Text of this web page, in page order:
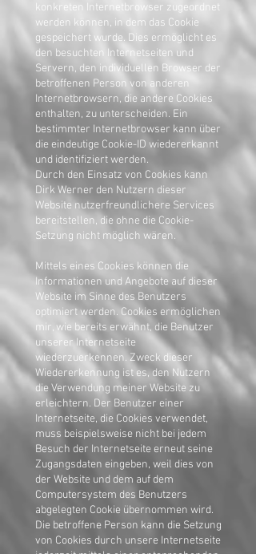
konkreten Internetbrowser zugeordnet
werden können, in dem das Cookie
gespeichert wurde. Dies ermöglicht es
den besuchten Internetseiten und
Servern, den individuellen Browser der
betroffenen Person von anderen
Internetbrowsern, die andere Cookies
enthalten, zu unterscheiden. Ein
bestimmter Internetbrowser kann über
die eindeutige Cookie-ID wiedererkannt
und identifiziert werden.
Durch den Einsatz von Cookies kann
Dirk Werner den Nutzern dieser
Website nutzerfreundlichere Services
bereitstellen, die ohne die Cookie-
Setzung nicht möglich wären.
Mittels eines Cookies können die
Informationen und Angebote auf dieser
Website im Sinne des Benutzers
optimiert werden. Cookies ermöglichen
mir, wie bereits erwähnt, die Benutzer
unserer Internetseite
wiederzuerkennen. Zweck dieser
Wiedererkennung ist es, den Nutzern
die Verwendung meiner Website zu
erleichtern. Der Benutzer einer
Internetseite, die Cookies verwendet,
muss beispielsweise nicht bei jedem
Besuch der Internetseite erneut seine
Zugangsdaten eingeben, weil dies von
der Website und dem auf dem
Computersystem des Benutzers
abgelegten Cookie übernommen wird.
Die betroffene Person kann die Setzung
von Cookies durch unsere Internetseite